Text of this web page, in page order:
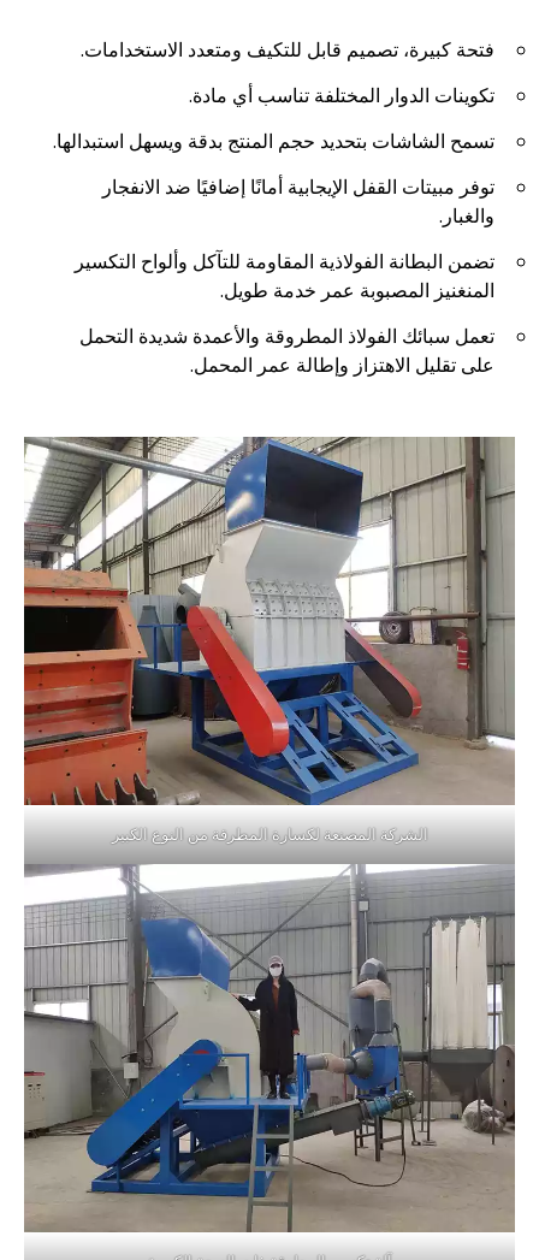
فتحة كبيرة، تصميم قابل للتكيف ومتعدد الاستخدامات.
تكوينات الدوار المختلفة تناسب أي مادة.
تسمح الشاشات بتحديد حجم المنتج بدقة ويسهل استبدالها.
توفر مبيتات القفل الإيجابية أمانًا إضافيًا ضد الانفجار
والغبار.
تضمن البطانة الفولاذية المقاومة للتآكل وألواح التكسير
المنغنيز المصبوبة عمر خدمة طويل.
تعمل سبائك الفولاذ المطروقة والأعمدة شديدة التحمل
على تقليل الاهتزاز وإطالة عمر المحمل.
الشركة المصنعة لكسارة المطرقة من النوع الكبير